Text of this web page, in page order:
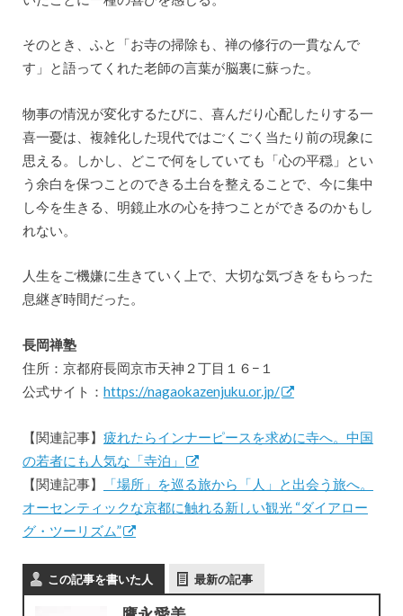
そのとき、ふと「お寺の掃除も、禅の修行の一貫なんで
す」と語ってくれた老師の言葉が脳裏に蘇った。
物事の情況が変化するたびに、喜んだり心配したりする一
喜一憂は、複雑化した現代ではごくごく当たり前の現象に
思える。しかし、どこで何をしていても「心の平穏」とい
う余白を保つことのできる土台を整えることで、今に集中
し今を生きる、明鏡止水の心を持つことができるのかもし
れない。
人生をご機嫌に生きていく上で、大切な気づきをもらった
息継ぎ時間だった。
長岡禅塾
住所：京都府長岡京市天神２丁目１６−１
公式サイト： https://nagaokazenjuku.or.jp/
【関連記事】 疲れたらインナーピースを求めに寺へ。中国
の若者にも人気な「寺泊」
【関連記事】
「場所」を巡る旅から「人」と出会う旅へ。
オーセンティックな京都に触れる新しい観光 “ダイアロー
グ・ツーリズム”
この記事を書いた人 最新の記事